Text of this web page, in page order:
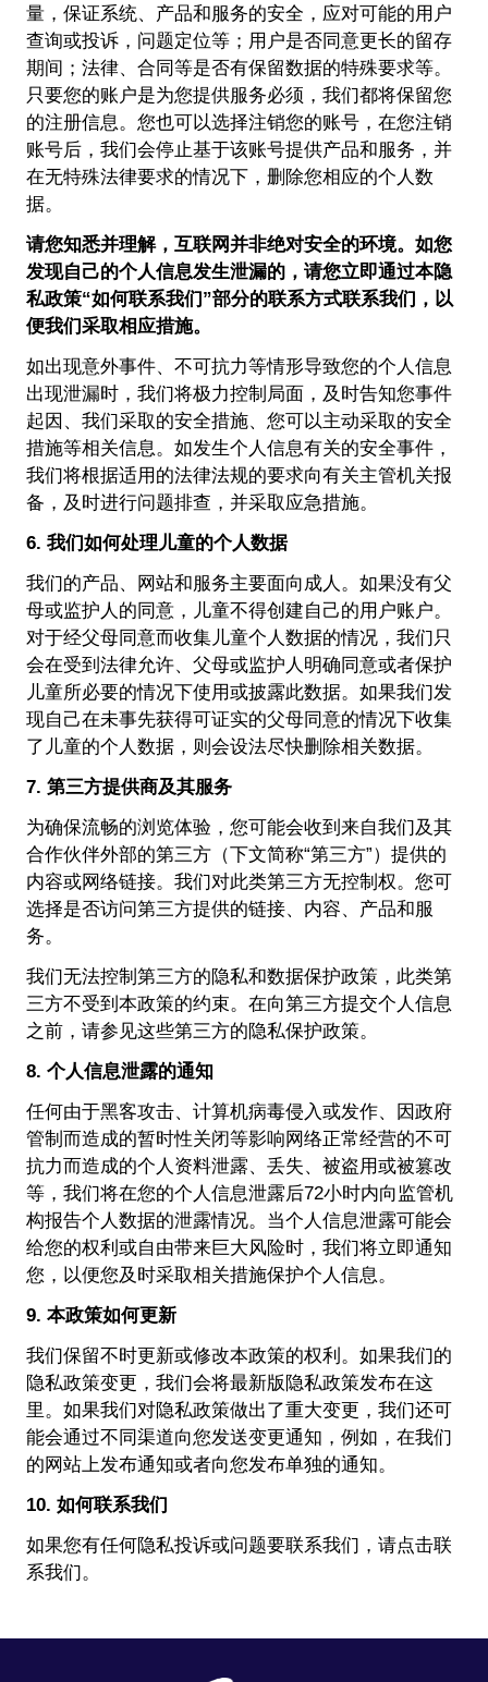
量，保证系统、产品和服务的安全，应对可能的用户
查询或投诉，问题定位等；用户是否同意更长的留存
期间；法律、合同等是否有保留数据的特殊要求等。
只要您的账户是为您提供服务必须，我们都将保留您
的注册信息。您也可以选择注销您的账号，在您注销
账号后，我们会停止基于该账号提供产品和服务，并
在无特殊法律要求的情况下，删除您相应的个人数
据。
请您知悉并理解，互联网并非绝对安全的环境。如您
发现自己的个人信息发生泄漏的，请您立即通过本隐
私政策“如何联系我们”部分的联系方式联系我们，以
便我们采取相应措施。
如出现意外事件、不可抗力等情形导致您的个人信息
出现泄漏时，我们将极力控制局面，及时告知您事件
起因、我们采取的安全措施、您可以主动采取的安全
措施等相关信息。如发生个人信息有关的安全事件，
我们将根据适用的法律法规的要求向有关主管机关报
备，及时进行问题排查，并采取应急措施。
6. 我们如何处理儿童的个人数据
我们的产品、网站和服务主要面向成人。如果没有父
母或监护人的同意，儿童不得创建自己的用户账户。
对于经父母同意而收集儿童个人数据的情况，我们只
会在受到法律允许、父母或监护人明确同意或者保护
儿童所必要的情况下使用或披露此数据。如果我们发
现自己在未事先获得可证实的父母同意的情况下收集
了儿童的个人数据，则会设法尽快删除相关数据。
7. 第三方提供商及其服务
为确保流畅的浏览体验，您可能会收到来自我们及其
合作伙伴外部的第三方（下文简称“第三方”）提供的
内容或网络链接。我们对此类第三方无控制权。您可
选择是否访问第三方提供的链接、内容、产品和服
务。
我们无法控制第三方的隐私和数据保护政策，此类第
三方不受到本政策的约束。在向第三方提交个人信息
之前，请参见这些第三方的隐私保护政策。
8. 个人信息泄露的通知
任何由于黑客攻击、计算机病毒侵入或发作、因政府
管制而造成的暂时性关闭等影响网络正常经营的不可
抗力而造成的个人资料泄露、丢失、被盗用或被篡改
等，我们将在您的个人信息泄露后72小时内向监管机
构报告个人数据的泄露情况。当个人信息泄露可能会
给您的权利或自由带来巨大风险时，我们将立即通知
您，以便您及时采取相关措施保护个人信息。
9. 本政策如何更新
我们保留不时更新或修改本政策的权利。如果我们的
隐私政策变更，我们会将最新版隐私政策发布在这
里。如果我们对隐私政策做出了重大变更，我们还可
能会通过不同渠道向您发送变更通知，例如，在我们
的网站上发布通知或者向您发布单独的通知。
10. 如何联系我们
如果您有任何隐私投诉或问题要联系我们，请点击联
系我们。